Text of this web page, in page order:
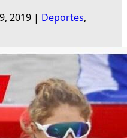
2019 | Deportes,